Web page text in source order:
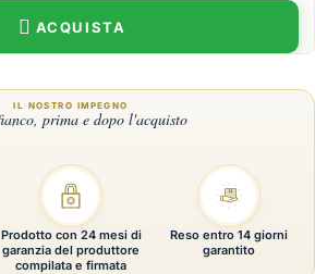
ACQUISTA
Prodotto con 24 mesi di
garanzia del produttore
compilata e firmata
Reso entro 14 giorni
garantito